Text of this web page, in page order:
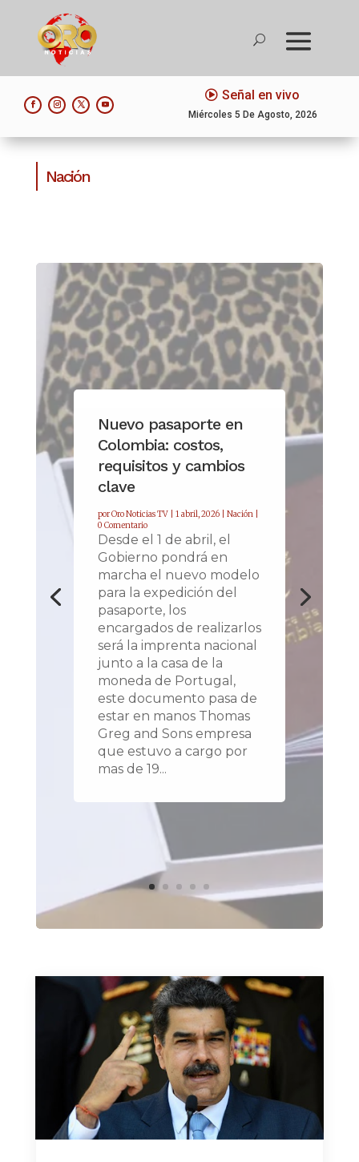
Señal en vivo
Miércoles 5 De Agosto, 2026
Nación
Nuevo pasaporte en
Colombia: costos,
requisitos y cambios
clave
porOro Noticias TV| 1 abril, 2026| Nación|
0 Comentario
Desde el 1 de abril, el
Gobierno pondrá en
marcha el nuevo modelo
para la expedición del
pasaporte, los
encargados de realizarlos
será la imprenta nacional
junto a la casa de la
moneda de Portugal,
este documento pasa de
estar en manos Thomas
Greg and Sons empresa
que estuvo a cargo por
mas de 19...